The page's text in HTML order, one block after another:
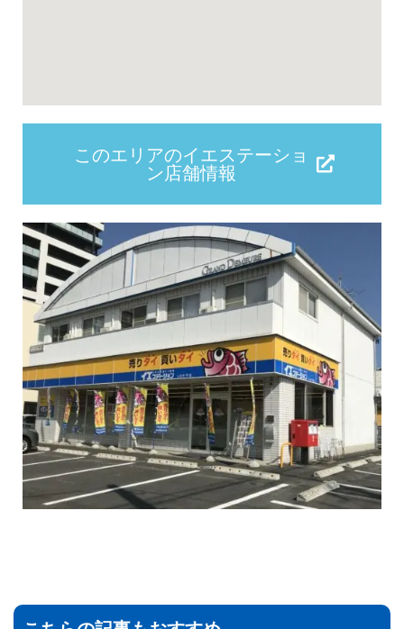
このエリアのイエステーショ
ン店舗情報